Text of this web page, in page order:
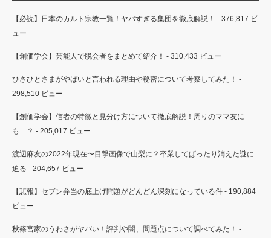
【必読】日本のカルト宗教一覧！ヤバすぎる集団を徹底解説！ - 376,817 ビ
ュー
【創価学会】芸能人で脱会者をまとめて紹介！ - 310,433 ビュー
ひさひとさまがやばいと言われる理由や秘密について考察してみた！ -
298,510 ビュー
【創価学会】信者の特徴と見分け方について徹底解説！周りのママ友に
も…？ - 205,017 ビュー
渡辺麻友の2022年現在〜目撃画像で山梨に？卒業してぱったり消えた謎に
迫る - 204,657 ビュー
【悲報】セブン弁当の底上げ問題がどんどん深刻になっている件 - 190,884
ビュー
秋篠宮家のうわさがヤバい！評判や闇、問題点について調べてみた！ -